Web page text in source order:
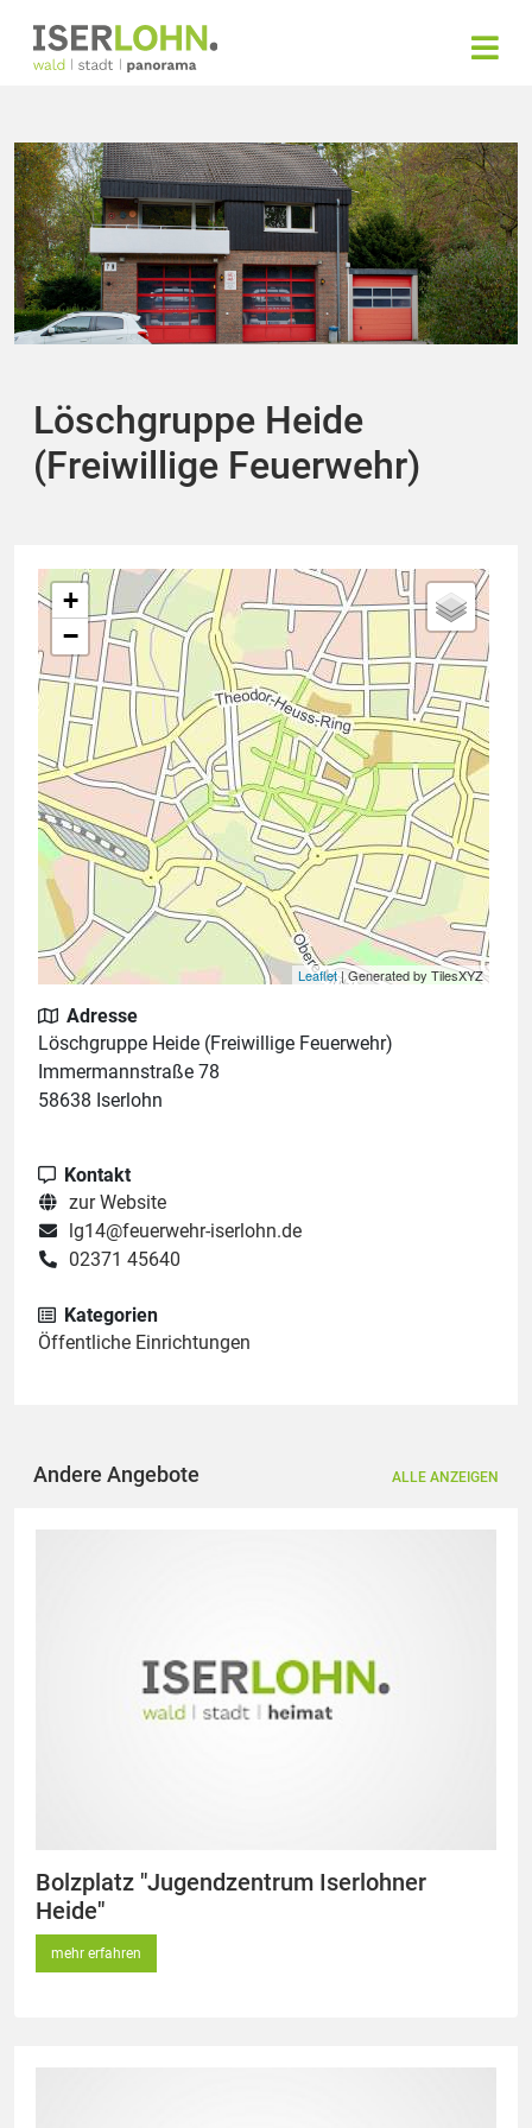
Löschgruppe Heide
(Freiwillige Feuerwehr)
+
−
Leaflet| Generated by TilesXYZ
Adresse
Löschgruppe Heide (Freiwillige Feuerwehr)
Immermannstraße 78
58638 Iserlohn
Kontakt
zur Website
lg14@feuerwehr-iserlohn.de
02371 45640
Kategorien
Öffentliche Einrichtungen
Andere Angebote ALLE ANZEIGEN
Bolzplatz "Jugendzentrum Iserlohner
Heide"
mehr erfahren